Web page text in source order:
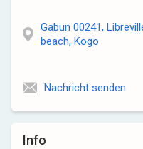
Info
Gabun 00241,
beach, Kogo
Nachricht senden